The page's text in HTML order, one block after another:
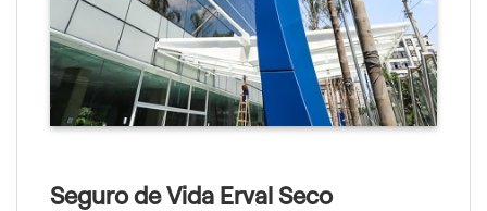
Seguro de Vida Erval Seco